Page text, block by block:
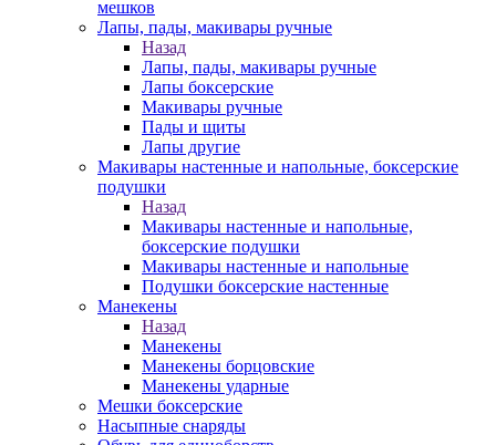
мешков
Лапы, пады, макивары ручные
Назад
Лапы, пады, макивары ручные
Лапы боксерские
Макивары ручные
Пады и щиты
Лапы другие
Макивары настенные и напольные, боксерские
подушки
Назад
Макивары настенные и напольные,
боксерские подушки
Макивары настенные и напольные
Подушки боксерские настенные
Манекены
Назад
Манекены
Манекены борцовские
Манекены ударные
Мешки боксерские
Насыпные снаряды